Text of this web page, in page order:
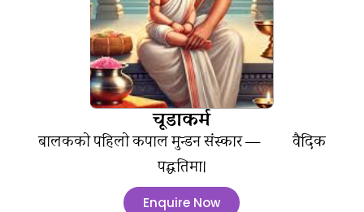
चूडाकर्म
बालकको पहिलो कपाल मुन्डन संस्कार — वैदिक
पद्धतिमा।
Enquire Now